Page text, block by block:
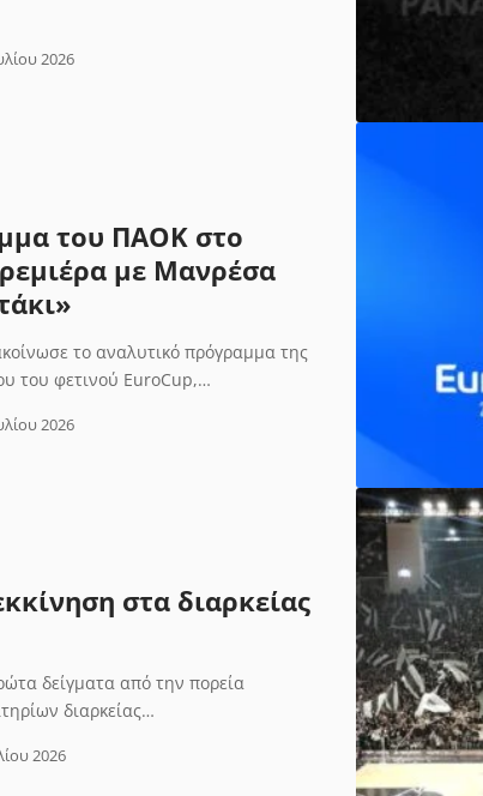
2026
του ΠΑΟΚ στο
με Μανρέσα
το αναλυτικό πρόγραμμα της
του φετινού EuroCup,…
2026
στα διαρκείας
δείγματα από την πορεία
διαρκείας…
2026